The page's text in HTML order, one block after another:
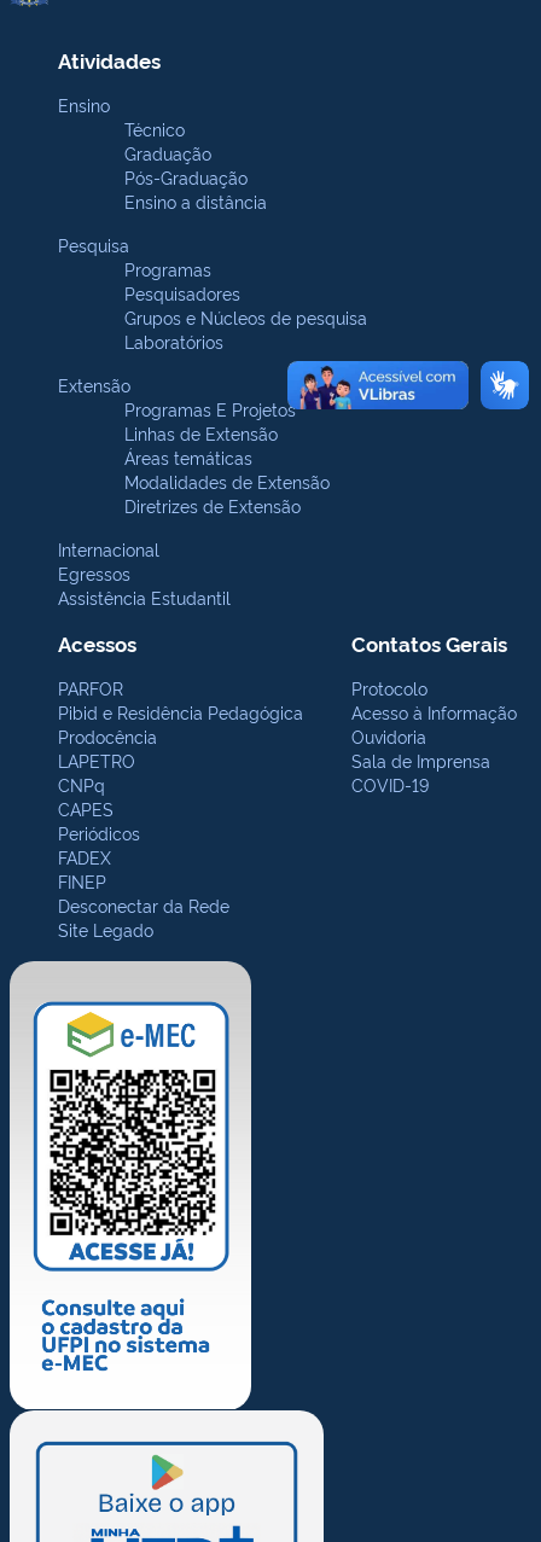
Atividades
Ensino
Técnico
Graduação
Pós-Graduação
Ensino a distância
Pesquisa
Programas
Pesquisadores
Grupos e Núcleos de pesquisa
Laboratórios
Extensão
Programas E Projetos
Linhas de Extensão
Áreas temáticas
Modalidades de Extensão
Diretrizes de Extensão
Internacional
Egressos
Assistência Estudantil
Acessos
PARFOR
Pibid e Residência Pedagógica
Prodocência
LAPETRO
CNPq
CAPES
Periódicos
FADEX
FINEP
Desconectar da Rede
Site Legado
Contatos Gerais
Protocolo
Acesso à Informação
Ouvidoria
Sala de Imprensa
COVID-19